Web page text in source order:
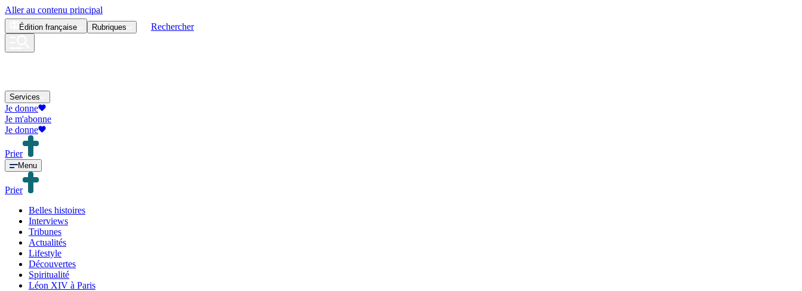
Aller au contenu principal
Édition française Rubriques Rechercher
Services
Je donne
Je m'abonne
Je donne
Prier
Menu
Prier
Belles histoires
Interviews
Tribunes
Actualités
Lifestyle
Découvertes
Spiritualité
Léon XIV à Paris